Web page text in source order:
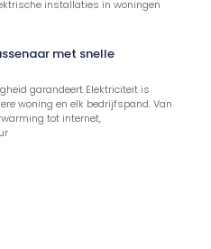
installaties in woningen
met snelle
garandeert Elektriciteit is
woning en elk bedrijfspand. Van
tot internet,